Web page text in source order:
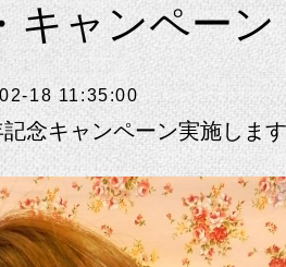
キャンペーン
18 11:35:00
念キャンペーン実施しま